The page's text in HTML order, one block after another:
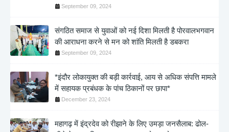
September 09, 2024
संगठित समाज से युवाओं को नई दिशा मिलती है पोरवालभगवान
की आराधना करने से मन को शांति मिलती है डबकरा
September 09, 2024
*इंदौर लोकायुक्त की बड़ी कार्रवाई, आय से अधिक संपत्ति मामले
में सहायक प्रबंधक के पांच ठिकानों पर छापा*
December 23, 2024
महागढ़ में इंद्रदेव को रीझाने के लिए उमड़ा जनसैलाब: ढोल-